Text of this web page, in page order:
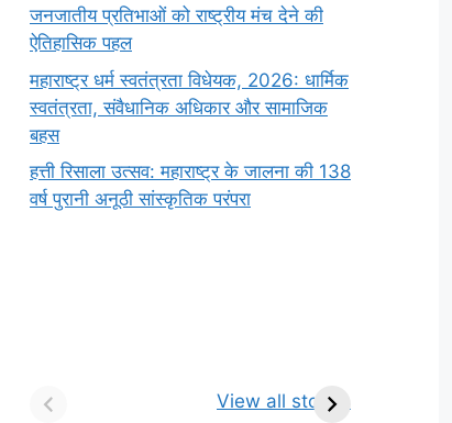
जनजातीय प्रतिभाओं को राष्ट्रीय मंच देने की
ऐतिहासिक पहल
महाराष्ट्र धर्म स्वतंत्रता विधेयक, 2026: धार्मिक
स्वतंत्रता, संवैधानिक अधिकार और सामाजिक
बहस
हत्ती रिसाला उत्सव: महाराष्ट्र के जालना की 138
वर्ष पुरानी अनूठी सांस्कृतिक परंपरा
View all stories
किसे कहते है? परिभाषा,
ज्योतिर्लिंग | नाम, स्थान एवं